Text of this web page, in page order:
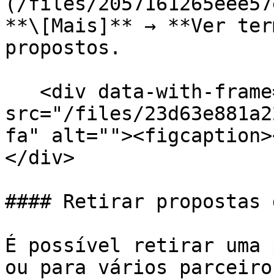
**\[Mais]** → **Ver
propostos.
src="/files/
fa"
</div>
#### Retirar propostas
É possível retirar uma
ou para vários